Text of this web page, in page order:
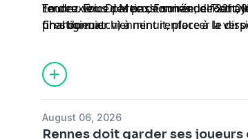
rendez-vous des passionnés de foot
prestigieux.
Tourre. Eric Di Meco, Emmanuel Petit,
Charbonnier viennent renforcer le
En deuxième partie de soirée, de
final du match) à minuit, place à la
de l'After autour de Gilbert Brisbois,
et Jean-Louis Tourre du dimanche au
retour dans l'After et prend les
vendredis et samedis.
August 06, 2026
Rennes doit garder ses